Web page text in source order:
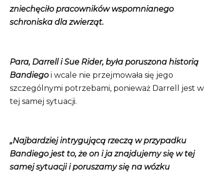
zniechęciło pracowników wspomnianego
schroniska dla zwierząt.
Para, Darrell i Sue Rider, była poruszona historią
Bandiego i wcale nie przejmowała się jego
szczególnymi potrzebami, ponieważ Darrell jest w
tej samej sytuacji.
„Najbardziej intrygującą rzeczą w przypadku
Bandiego jest to, że on i ja znajdujemy się w tej
samej sytuacji i poruszamy się na wózku